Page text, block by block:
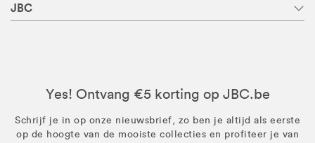
JBC
Yes! Ontvang €5 korting op JBC.be
Schrijf je in op onze nieuwsbrief, zo ben je altijd als eerste
op de hoogte van de mooiste collecties en profiteer je van